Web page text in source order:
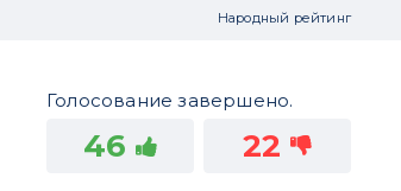
Народный рейтинг
Голосование завершено.
46 22